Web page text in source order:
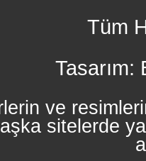
Tüm
Tasarım:
ve
sitelerde